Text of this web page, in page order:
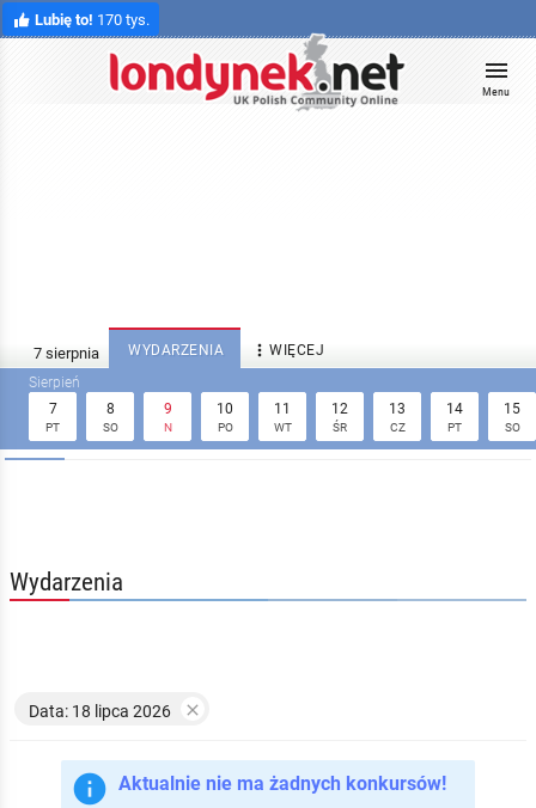
Lubię to! 170 tys.
Menu
WYDARZENIA  WIĘCEJ
7
PT
8
SO
9
N
10
PO
11
WT
12
ŚR
13
CZ
14
PT
15
SO
Wydarzenia
Data: 18 lipca 2026 
 Aktualnie nie ma żadnych konkursów!